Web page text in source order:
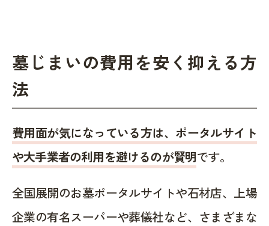
墓じまいの費用を安く抑える方
法
費用面が気になっている方は、ポータルサイト
や大手業者の利用を避けるのが賢明です。
全国展開のお墓ポータルサイトや石材店、上場
企業の有名スーパーや葬儀社など、さまざまな